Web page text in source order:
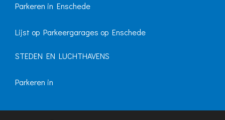
Parkeren in Enschede
Lijst op Parkeergarages op Enschede
STEDEN EN LUCHTHAVENS
Parkeren in